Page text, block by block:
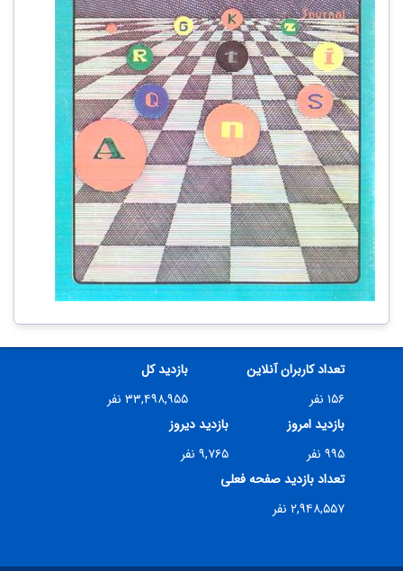
تعداد کاربران آنلاین
۱۵۶ نفر
بازدید کل
۳۳,۴۹۸,۹۵۵ نفر
بازدید امروز
۹۹۵ نفر
بازدید دیروز
۹,۷۶۵ نفر
تعداد بازدید صفحه فعلی
۲,۹۴۸,۵۵۷ نفر